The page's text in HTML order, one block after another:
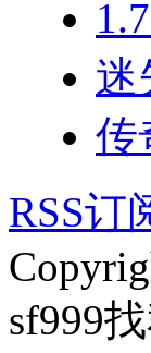
迷
传
RSS订
sf999